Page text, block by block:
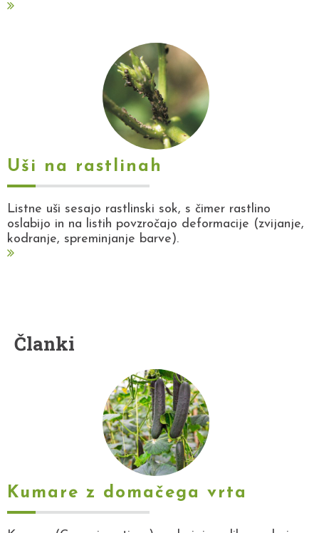
Uši na rastlinah
Listne uši sesajo rastlinski sok, s čimer rastlino
oslabijo in na listih povzročajo deformacije (zvijanje,
kodranje, spreminjanje barve).
Članki
Kumare z domačega vrta